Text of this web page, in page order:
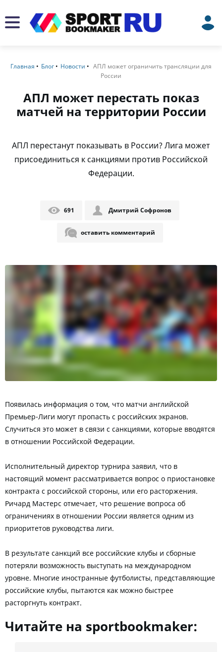
Главная Блог Новости
АПЛ может ограничить трансляции для
России
АПЛ может перестать показ
матчей на территории России
АПЛ перестанут показывать в России? Лига может
присоединиться к санкциями против Российской
Федерации.
691 Дмитрий Софронов
оставить комментарий
Появилась информация о том, что матчи английской
Премьер-Лиги могут пропасть с российских экранов.
Случиться это может в связи с санкциями, которые вводятся
в отношении Российской Федерации.
Исполнительный директор турнира заявил, что в
настоящий момент рассматривается вопрос о приостановке
контракта с российской стороны, или его расторжения.
Ричард Мастерс отмечает, что решение вопроса об
ограничениях в отношении России является одним из
приоритетов руководства лиги.
В результате санкций все российские клубы и сборные
потеряли возможность выступать на международном
уровне. Многие иностранные футболисты, представляющие
российские клубы, пытаются как можно быстрее
расторгнуть контракт.
Читайте на sportbookmaker: